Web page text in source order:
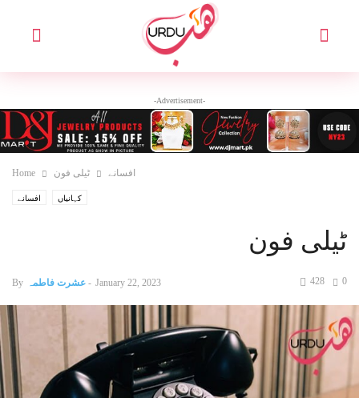
-Advertisement-
Home افسانے ٹیلی فون
افسانے کہانیاں
ٹیلی فون
By عشرت فاطمہ - January 22, 2023 0
428